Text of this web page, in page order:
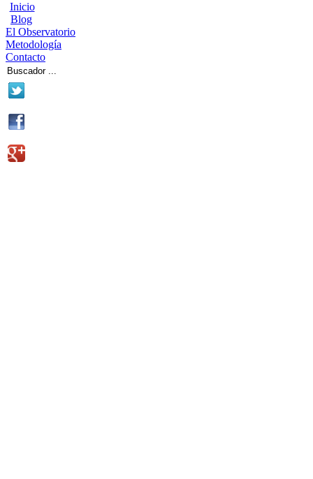
Inicio
Blog
El Observatorio
Metodología
Contacto